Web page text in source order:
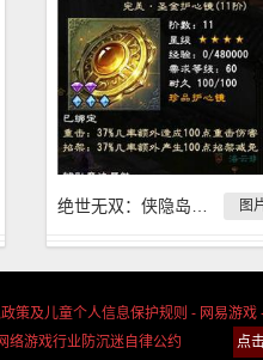
图
策及儿童个人信息保护规则 - 网易游戏
点
络游戏行业防沉迷自律公约